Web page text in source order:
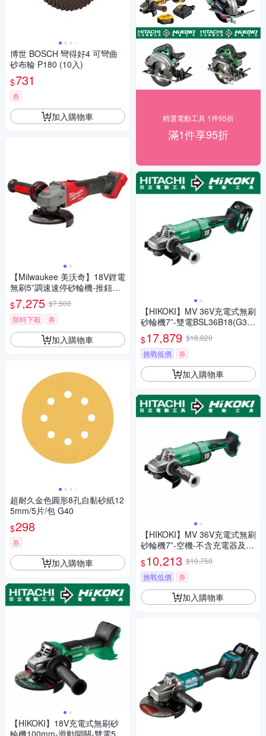
博世 BOSCH 彎得好4 可彎曲
砂布輪 P180 (10入)
$731
券
加入購物車
【Milwaukee 美沃奇】18V鋰電
無刷5”調速速停砂輪機-推鈕式-
空機-不含充電器及電池(M18F
SAGV125XB-0X0)
$7,275 $7,500
限時下殺
券
加入購物車
超耐久金色圓形8孔自黏砂紙12
5mm/5片/包 G40
$298
券
加入購物車
【HIKOKI】18V充電式無刷砂
精選電動工具 1件95折
滿1件享95折
【HIKOKI】MV 36V充電式無刷
砂輪機7”-雙電BSL36B18(G36
18DA)
$17,879 $18,820
挑戰低價
券
加入購物車
【HIKOKI】MV 36V充電式無刷
砂輪機7”-空機-不含充電器及電
池(G3618DA-NN)
$10,213 $10,750
挑戰低價
券
加入購物車